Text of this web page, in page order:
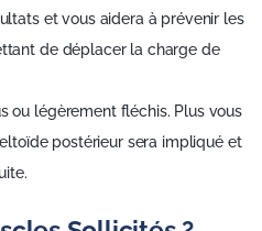
et vous aidera à prévenir les
de déplacer la charge de
ou légèrement fléchis. Plus vous
postérieur sera impliqué et